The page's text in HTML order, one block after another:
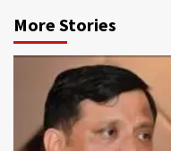
More Stories